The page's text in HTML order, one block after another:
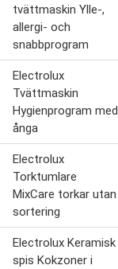
tvättmaskin Ylle-,
allergi- och
snabbprogram
Electrolux
Tvättmaskin
Hygienprogram med
ånga
Electrolux
Torktumlare
MixCare torkar utan
sortering
Electrolux Keramisk
spis Kokzoner i